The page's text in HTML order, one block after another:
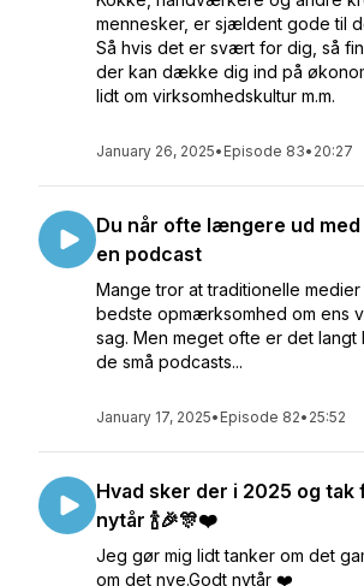
mennesker, er sjældent gode til
Så hvis det er svært for dig, så
der kan dække dig ind på
lidt om virksomhedskultur m.m.
January 26, 2025• Episode 83• 20:27
Du når ofte længere ud med
en podcast
Mange tror at traditionelle
bedste opmærksomhed om ens
sag. Men meget ofte er det
de små podcasts...
January 17, 2025• Episode 82• 25:52
Hvad sker der i 2025 og tak
nytår 🍾🎉🎊❤️
Jeg gør mig lidt tanker om det
om det nye.Godt nytår ❤️